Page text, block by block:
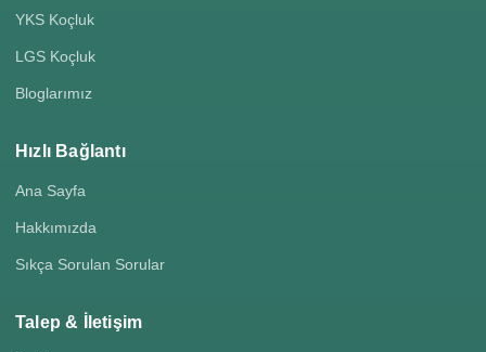
YKS Koçluk
LGS Koçluk
Bloglarımız
Hızlı Bağlantı
Ana Sayfa
Hakkımızda
Sıkça Sorulan Sorular
Talep & İletişim